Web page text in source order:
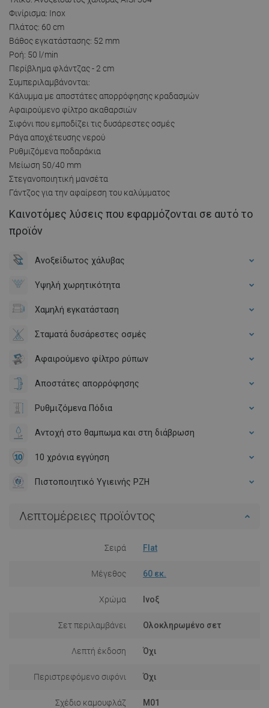
Φινίρισμα: Inox
Πλάτος: 60 cm
Βάθος εγκατάστασης: 52 mm
Ροή: 50 l/min
Περίβλημα φλάντζας - 2 cm
Συμπεριλαμβάνονται:
Κάλυμμα με αποστάτες απορρόφησης κραδασμών
Αφαιρούμενο φίλτρο ακαθαρσιών
Σιφόνι που εμποδίζει τις δυσάρεστες οσμές
Ράγα αποχέτευσης νερού
Ρυθμιζόμενα ποδαράκια
Μείωση 50/40 mm
Στεγανοποιητική μανσέτα
Γάντζος για την αφαίρεση του καλύμματος
Καινοτόμες λύσεις που εφαρμόζονται σε αυτό το
προϊόν
Ανοξείδωτος χάλυβας
Υψηλή χωρητικότητα
Χαμηλή εγκατάσταση
Σταματά δυσάρεστες οσμές
Αφαιρούμενο φίλτρο ρύπων
Αποστάτες απορρόφησης
Ρυθμιζόμενα Πόδια
Αντοχή στο θαμπωμα και στη διάβρωση
10 χρόνια εγγύηση
Πιστοποιητικό Υγιεινής PZH
Λεπτομέρειες προϊόντος
Σειρά Flat
Μέγεθος 60 εκ.
Χρώμα Ινοξ
Σετ περιλαμβάνει Ολοκληρωμένο σετ
Λεπτή έκδοση Όχι
Περιστρεφόμενο σιφόνι Όχι
Σχέδιο καμουφλάζ M01